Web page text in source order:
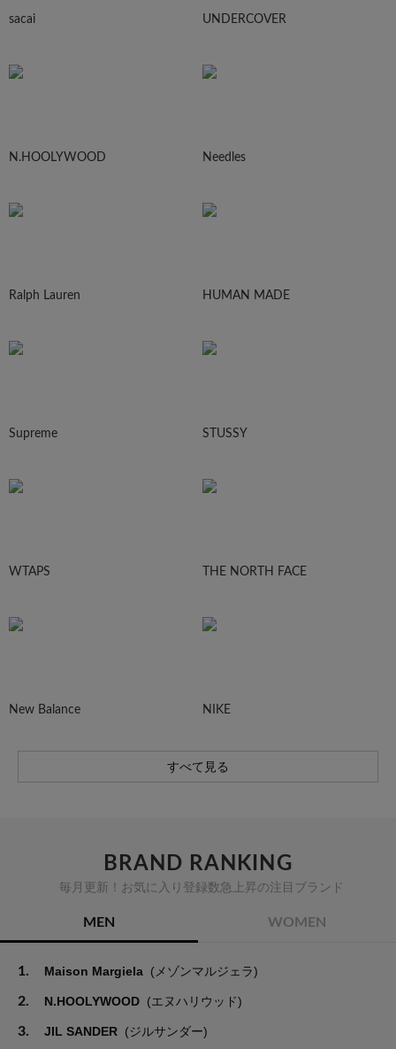
sacai UNDERCOVER
N.HOOLYWOOD Needles
Ralph Lauren HUMAN MADE
Supreme STUSSY
WTAPS THE NORTH FACE
New Balance NIKE
すべて見る
BRAND RANKING
毎月更新！お気に入り登録数急上昇の注目ブランド
MEN WOMEN
1. Maison Margiela (メゾンマルジェラ)
2. N.HOOLYWOOD (エヌハリウッド)
3. JIL SANDER (ジルサンダー)